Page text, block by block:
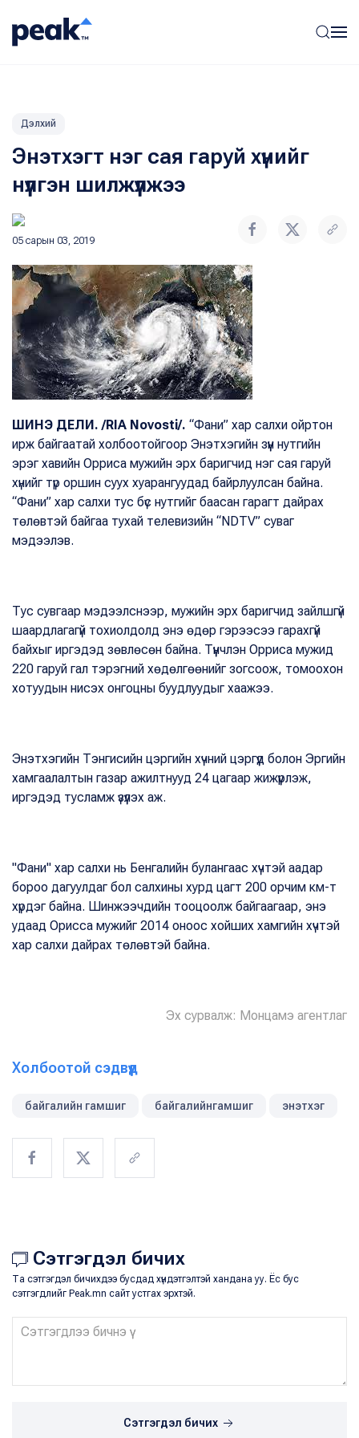
Дэлхий
Энэтхэгт нэг сая гаруй хүнийг
нүүлгэн шилжүүлжээ
05 сарын 03, 2019
ШИНЭ ДЕЛИ. /RIA Novosti/. “Фани” хар салхи ойртон
ирж байгаатай холбоотойгоор Энэтхэгийн зүүн нутгийн
эрэг хавийн Орриса мужийн эрх баригчид нэг сая гаруй
хүнийг түр оршин суух хуарангуудад байрлуулсан байна.
“Фани” хар салхи тус бүс нутгийг баасан гарагт дайрах
төлөвтэй байгаа тухай телевизийн “NDTV” суваг
мэдээлэв.
Тус сувгаар мэдээлснээр, мужийн эрх баригчид зайлшгүй
шаардлагагүй тохиолдолд энэ өдөр гэрээсээ гарахгүй
байхыг иргэдэд зөвлөсөн байна. Түүнчлэн Орриса мужид
220 гаруй гал тэрэгний хөдөлгөөнийг зогсоож, томоохон
хотуудын нисэх онгоцны буудлуудыг хаажээ.
Энэтхэгийн Тэнгисийн цэргийн хүчний цэргүүд болон Эргийн
хамгаалалтын газар ажилтнууд 24 цагаар жижүүрлэж,
иргэдэд тусламж үзүүлэх аж.
"Фани" хар салхи нь Бенгалийн булангаас хүчтэй аадар
бороо дагуулдаг бол салхины хурд цагт 200 орчим км-т
хүрдэг байна. Шинжээчдийн тооцоолж байгаагаар, энэ
удаад Орисса мужийг 2014 оноос хойших хамгийн хүчтэй
хар салхи дайрах төлөвтэй байна.
Эх сурвалж: Монцамэ агентлаг
Холбоотой сэдвүүд
байгалийн гамшиг байгалийнгамшиг энэтхэг
Сэтгэгдэл бичих
Та сэтгэгдэл бичихдээ бусдад хүндэтгэлтэй хандана уу. Ёс бус
сэтгэгдлийг Peak.mn сайт устгах эрхтэй.
Сэтгэгдэл бичих